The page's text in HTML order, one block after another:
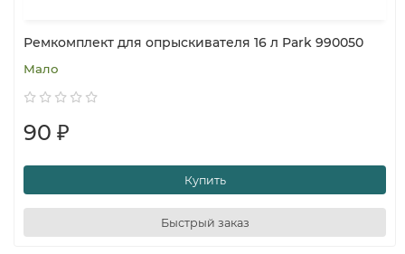
Ремкомплект для опрыскивателя 16 л Park 990050
Мало
90 ₽
Купить
Быстрый заказ